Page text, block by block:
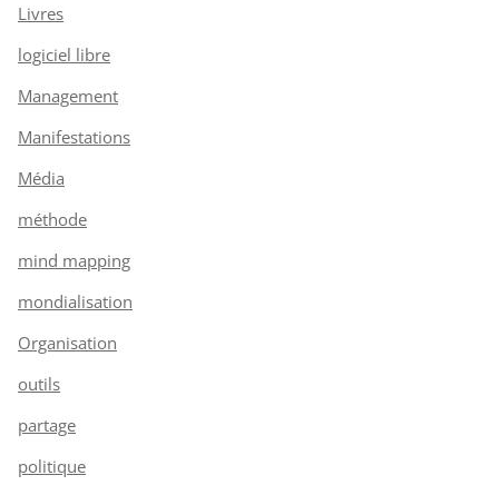
Livres
logiciel libre
Management
Manifestations
Média
méthode
mind mapping
mondialisation
Organisation
outils
partage
politique